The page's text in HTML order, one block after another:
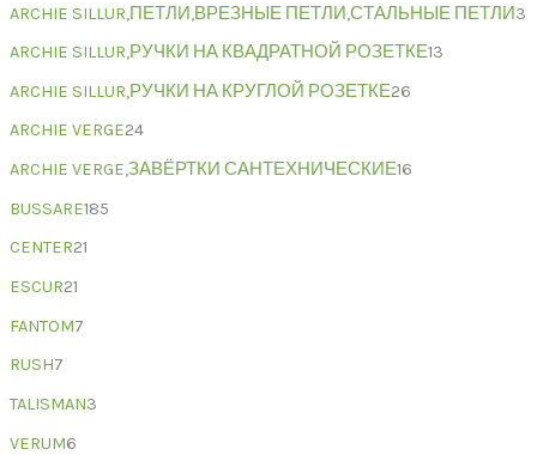
ARCHIE SILLUR,ПЕТЛИ,ВРЕЗНЫЕ ПЕТЛИ,СТАЛЬНЫЕ ПЕТЛИ3
ARCHIE SILLUR,РУЧКИ НА КВАДРАТНОЙ РОЗЕТКЕ13
ARCHIE SILLUR,РУЧКИ НА КРУГЛОЙ РОЗЕТКЕ26
ARCHIE VERGE24
ARCHIE VERGE,ЗАВЁРТКИ САНТЕХНИЧЕСКИЕ16
BUSSARE185
CENTER21
ESCUR21
FANTOM7
RUSH7
TALISMAN3
VERUM6